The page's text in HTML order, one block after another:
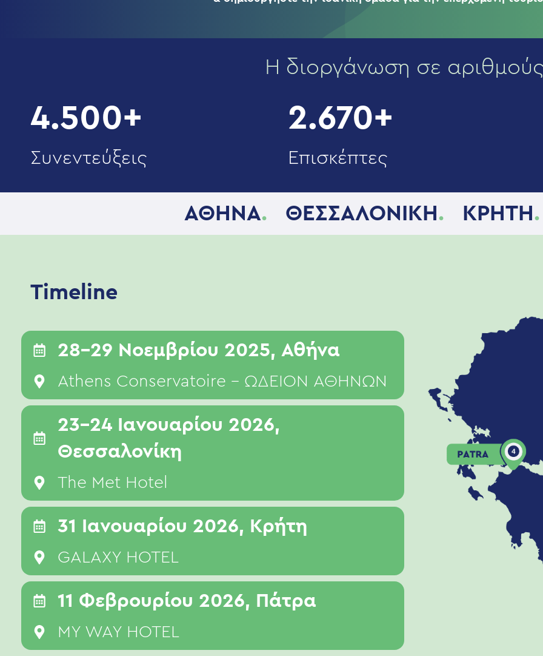
Η διοργάνωση σε
4.500+
Συνεντεύξεις
2.670+
Επισκέπτες
ΑΘΗΝΑ. ΘΕΣΣΑΛΟΝΙΚΗ . ΚΡΗΤΗ .
Timeline
28-29 Νοεμβρίου 2025, Αθήνα
Athens Conservatoire – ΩΔΕΙΟΝ ΑΘΗΝΩΝ
23-24 Ιανουαρίου 2026,
Θεσσαλονίκη
The Met Hotel
31 Ιανουαρίου 2026, Κρήτη
GALAXY HOTEL
11 Φεβρουρίου 2026, Πάτρα
MY WAY HOTEL